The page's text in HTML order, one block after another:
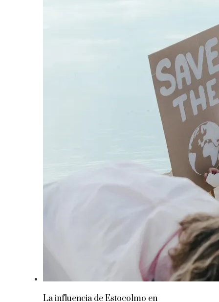
La influencia de Estocolmo en